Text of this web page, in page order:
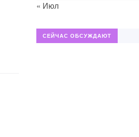
« Июл
СЕЙЧАС ОБСУЖДАЮТ